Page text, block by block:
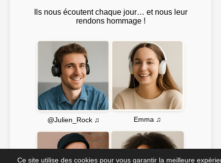
Ils nous écoutent chaque jour… et nous leur
rendons hommage !
@Julien_Rock ♫ Emma ♫
Ce site utilise des cookies pour vous garantir la meilleure